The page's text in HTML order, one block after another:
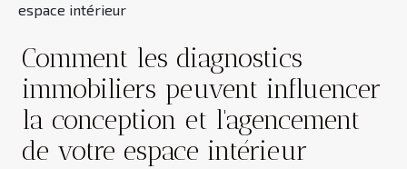
espace intérieur
Comment les diagnostics
immobiliers peuvent influencer
la conception et l'agencement
de votre espace intérieur